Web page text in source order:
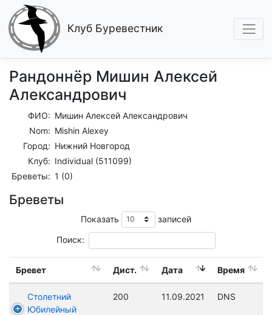
Клуб Буревестник
Рандоннёр Мишин Алексей
Александрович
ФИО: Мишин Алексей Александрович
Nom: Mishin Alexey
Город: Нижний Новгород
Клуб: Individual (511099)
Бреветы: 1 (0)
Бреветы
Показать записей
Поиск:
Бревет Дист. Дата Время
Столетний
Юбилейный
200 11.09.2021 DNS